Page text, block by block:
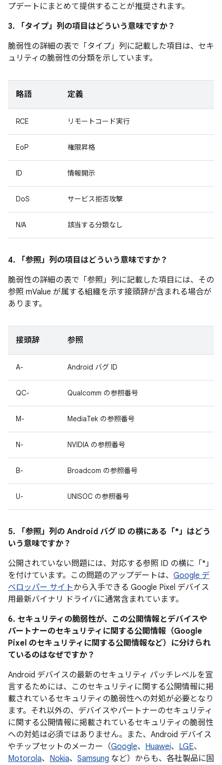
プデートにまとめて提供することが推奨されます。
3. 「タイプ」 列の項目はどういう意味ですか？
脆弱性の詳細の表で「タイプ」 列に記載した項目は、セキ
ュリティの脆弱性の分類を示しています。
略語 定義
RCE リモートコード実行
EoP 権限昇格
ID 情報開示
DoS サービス拒否攻撃
N/A 該当する分類なし
4. 「参照」 列の項目はどういう意味ですか？
脆弱性の詳細の表で「参照」 列に記載した項目には、その
参照 mValue が属する組織を示す接頭辞が含まれる場合が
あります。
接頭辞 参照
A- Android バグ ID
QC- Qualcomm の参照番号
M- MediaTek の参照番号
N- NVIDIA の参照番号
B- Broadcom の参照番号
U- UNISOC の参照番号
5. 「参照」 列の Android バグ ID の横にある「*」はどう
いう意味ですか？
公開されていない問題には、対応する参照 ID の横に「*」
を付けています。この問題のアップデートは、 Google デ
ベロッパー サイトから入手できる Google Pixel デバイス
用最新バイナリ ドライバに通常含まれています。
6. セキュリティの脆弱性が、この公開情報とデバイスや
パートナーのセキュリティに関する公開情報（Google
Pixel のセキュリティに関する公開情報など）に分けられ
ているのはなぜですか？
Android デバイスの最新のセキュリティ パッチレベルを宣
言するためには、このセキュリティに関する公開情報に掲
載されているセキュリティの脆弱性への対処が必要となり
ます。それ以外の、デバイスやパートナーのセキュリティ
に関する公開情報に掲載されているセキュリティの脆弱性
への対処は必須ではありません。また、Android デバイス
やチップセットのメーカー（Google、 Huawei、 LGE、
Motorola、 Nokia、 Samsung など）からも、各社製品に固